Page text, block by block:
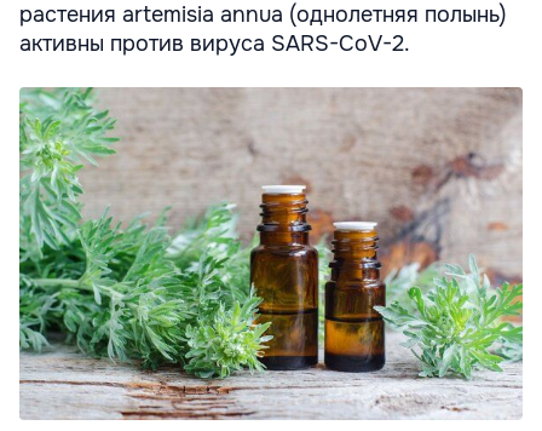
растения artemisia annua (однолетняя полынь)
активны против вируса SARS-CoV-2.